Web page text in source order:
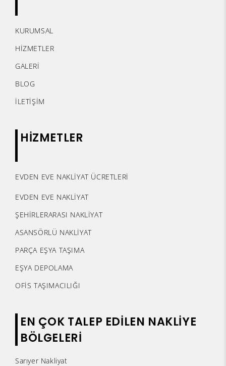
KURUMSAL
HİZMETLER
GALERİ
BLOG
İLETİŞİM
HİZMETLER
EVDEN EVE NAKLİYAT ÜCRETLERİ
EVDEN EVE NAKLİYAT
ŞEHİRLERARASI NAKLİYAT
ASANSÖRLÜ NAKLİYAT
PARÇA EŞYA TAŞIMA
EŞYA DEPOLAMA
OFİS TAŞIMACILIĞI
EN ÇOK TALEP EDİLEN NAKLİYE
BÖLGELERİ
Sarıyer Nakliyat